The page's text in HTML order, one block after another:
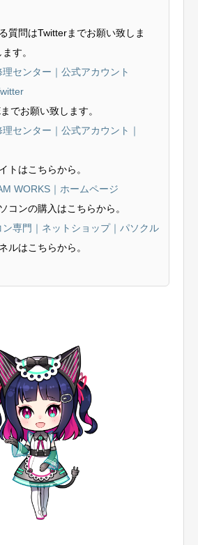
質問はTwitterまでお願い致しま
す。
センター｜公式アカウント
でお願い致します。
センター｜公式アカウント｜
トはこちらから。
WORKS｜ホームページ
コンの購入はこちらから。
専門｜ネットショップ｜パソクル
ルはこちらから。